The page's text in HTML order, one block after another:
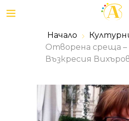
Начало
Отворена среща –
Възкресия